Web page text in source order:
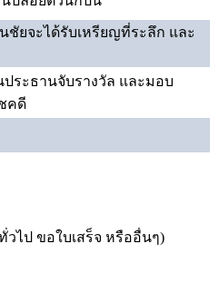
ชัยจะได้รับเหรียญที่ระลึก และ
ระธานจับรางวัล และมอบ
คดี
ไป ขอใบเสร็จ หรืออื่นๆ)